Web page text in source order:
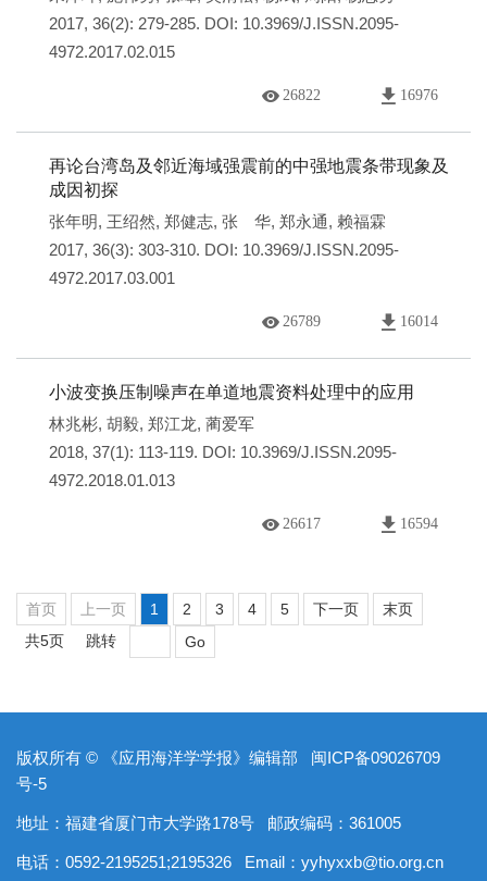
2017, 36(2): 279-285. DOI: 10.3969/J.ISSN.2095-
4972.2017.02.015
26822 16976
再论台湾岛及邻近海域强震前的中强地震条带现象及
成因初探
张年明, 王绍然, 郑健志, 张 华, 郑永通, 赖福霖
2017, 36(3): 303-310. DOI: 10.3969/J.ISSN.2095-
4972.2017.03.001
26789 16014
小波变换压制噪声在单道地震资料处理中的应用
林兆彬, 胡毅, 郑江龙, 蔺爱军
2018, 37(1): 113-119. DOI: 10.3969/J.ISSN.2095-
4972.2018.01.013
26617 16594
首页 上一页 1 2 3 4 5 下一页
末页
共5页
跳转 Go
版权所有 © 《应用海洋学学报》编辑部
闽ICP备09026709
号-5
地址：福建省厦门市大学路178号 邮政编码：361005
电话：0592-2195251;2195326 Email： yyhyxxb@tio.org.cn